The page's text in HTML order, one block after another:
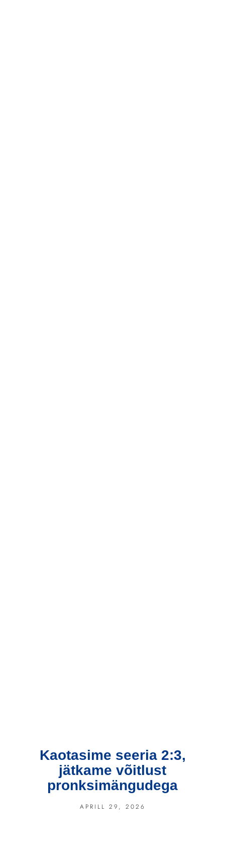
Kaotasime seeria 2:3,
jätkame võitlust
pronksimängudega
APRILL 29, 2026